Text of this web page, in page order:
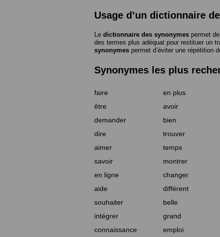
Usage d’un dictionnaire
Le dictionnaire des synonymes permet
des termes plus adéquat pour restituer un
synonymes permet d’éviter une répétition
Synonymes les plus
faire en plus
être
avoir
demander
bien
dire
trouver
aimer
temps
savoir
montrer
en ligne
changer
aide
différent
souhaiter
belle
intégrer
grand
connaissance
emploi